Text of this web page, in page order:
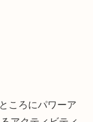
ころにパワーア